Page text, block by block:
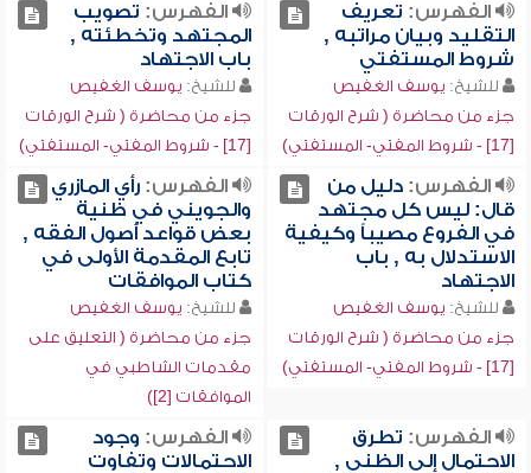
الفهرس: تعريف
التقليد وبيان مراتبه ,
شروط المستفتي
للشيخ: يوسف الغفيص
جزء من محاضرة ( شرح الورقات
[17] - شروط المفتي- المستفتي)
الفهرس: تصويب
المجتهد وتخطئته ,
باب الاجتهاد
للشيخ: يوسف الغفيص
جزء من محاضرة ( شرح الورقات
[17] - شروط المفتي- المستفتي)
الفهرس:دليل من
قال: ليس كل مجتهد
في الفروع مصيباً وكيفية
الاستدلال به , باب
الاجتهاد
للشيخ: يوسف الغفيص
جزء من محاضرة ( شرح الورقات
[17] - شروط المفتي- المستفتي)
الفهرس:رأي المازري
والجويني في ظنية
بعض قواعد أصول الفقه ,
تابع المقدمة الأولى في
كتاب الموافقات
للشيخ: يوسف الغفيص
جزء من محاضرة ( التعليق على
مقدمات الشاطبي في
الموافقات [2])
الفهرس: تطرق
الاحتمال إلى الظني ,
الفهرس: وجود
الاحتمالات وتفاوت